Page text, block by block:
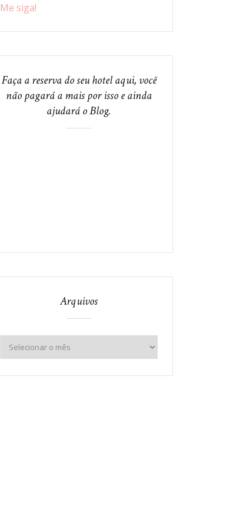
Me siga!
Faça a reserva do seu hotel aqui, você
não pagará a mais por isso e ainda
ajudará o Blog.
Arquivos